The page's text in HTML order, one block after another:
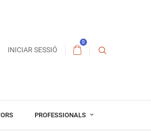
INICIAR SESSIÓ
0
PROFESSIONALS